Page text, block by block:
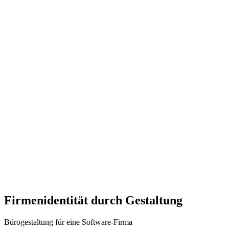
Firmenidentität durch Gestaltung
Bürogestaltung für eine Software-Firma